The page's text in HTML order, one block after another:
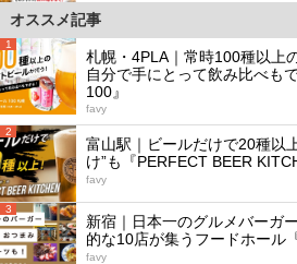
オススメ記事
1
札幌・4PLA｜常時100種以上
自分で手にとって飲み比べも
100』
favy
2
富山駅｜ビールだけで20種以
け”も『PERFECT BEER
favy
3
新宿｜日本一のグルメバーガ
的な10店が集うフードホール
favy